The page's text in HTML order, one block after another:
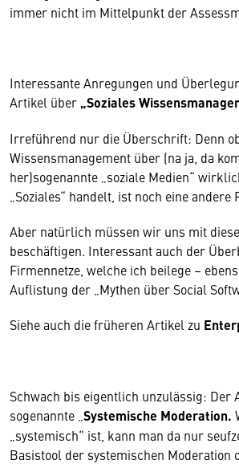
immer nicht im Mittelpunkt der
Interessante Anregungen und
Artikel über „Soziales
Irreführend nur die Überschrift: Denn
Wissensmanagement über (na ja, da
her)sogenannte „soziale Medien“
„Soziales“ handelt, ist noch eine andere
Aber natürlich müssen wir uns mit
beschäftigen. Interessant auch der
Firmennetze, welche ich beilege –
Auflistung der „Mythen über Social
Siehe auch die früheren Artikel zu
Schwach bis eigentlich unzulässig: Der
sogenannte „ Systemische Moderation.
„systemisch“ ist, kann man da nur
Basistool der systemischen Moderation